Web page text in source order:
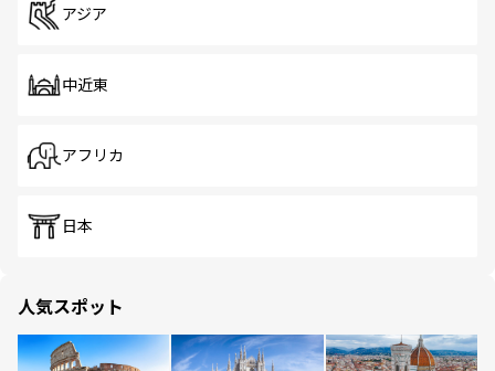
アジア
中近東
アフリカ
日本
人気スポット